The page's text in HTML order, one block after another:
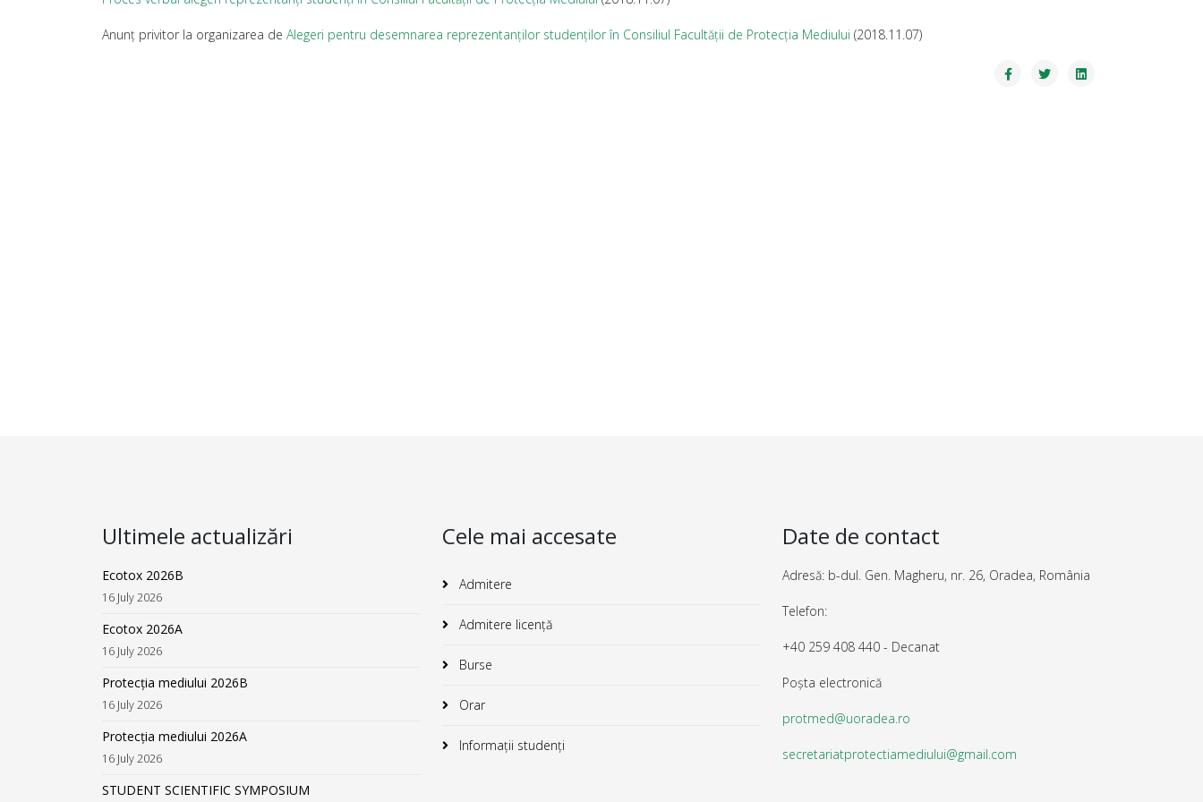
Anunț privitor la organizarea de Alegeri pentru desemnarea reprezentanților studenților în Consiliul Facultății de Protecția Mediului (2018.11.07)
Ultimele actualizări
Ecotox 2026B
16 July 2026
Ecotox 2026A
16 July 2026
Protecția mediului 2026B
16 July 2026
Protecția mediului 2026A
16 July 2026
STUDENT SCIENTIFIC SYMPOSIUM
Cele mai accesate
Admitere
Admitere licență
Burse
Orar
Informații studenți
Date de contact
Adresă: b-dul. Gen. Magheru, nr. 26, Oradea, România
Telefon:
+40 259 408 440 - Decanat
Poșta electronică
protmed@uoradea.ro
secretariatprotectiamediului@gmail.com